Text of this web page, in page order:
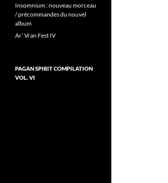
Insomnium : nouveau morceau
/ précommandes du nouvel
album
Ar’ Vran Fest IV
PAGAN SPIRIT COMPILATION
VOL. VI